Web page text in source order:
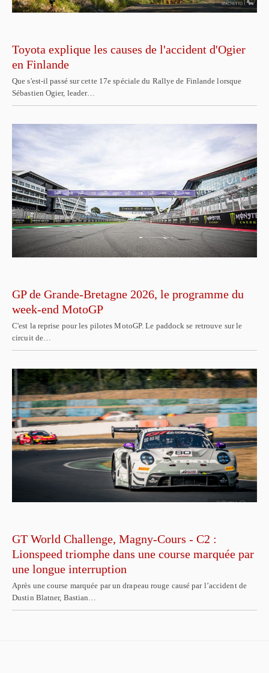
Toyota explique les causes de l'accident d'Ogier
en Finlande
Que s'est-il passé sur cette 17e spéciale du Rallye de Finlande lorsque
Sébastien Ogier, leader…
GP de Grande-Bretagne 2026, le programme du
week-end MotoGP
C'est la reprise pour les pilotes MotoGP. Le paddock se retrouve sur le
circuit de…
GT World Challenge, Magny-Cours - C2 :
Lionspeed triomphe dans une course marquée par
une longue interruption
Après une course marquée par un drapeau rouge causé par l’accident de
Dustin Blatner, Bastian…